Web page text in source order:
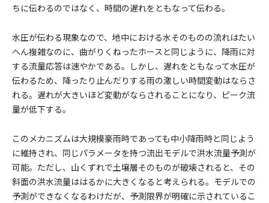
ちに伝わるのではなく、時間の遅れをともなって伝わる。
水圧が伝わる現象なので、地中における水そのものの流れはたい
へん複雑なのに、曲がりくねったホースと同じように、降雨に対
する流量応答は速やかである。しかし、遅れをともなって水圧が
伝わるため、降ったり止んだりする雨の激しい時間変動はならさ
れる。遅れが大きいほど変動がならされることになり、ピーク流
量が低下する。
このメカニズムは大規模豪雨時であっても中小降雨時と同じよう
に維持され、同じパラメータを持つ流出モデルで洪水流量予測が
可能。ただし、山くずれで土壌層そのものが破壊されると、その
斜面の洪水流量ははるかに大きくなると考えられる。モデルでの
予測ができなくなるわけだが、予測限界が明確に示されているこ